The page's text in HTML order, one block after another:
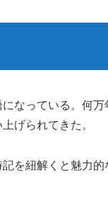
なっている。何
げられてきた。
を紐解くと魅力的